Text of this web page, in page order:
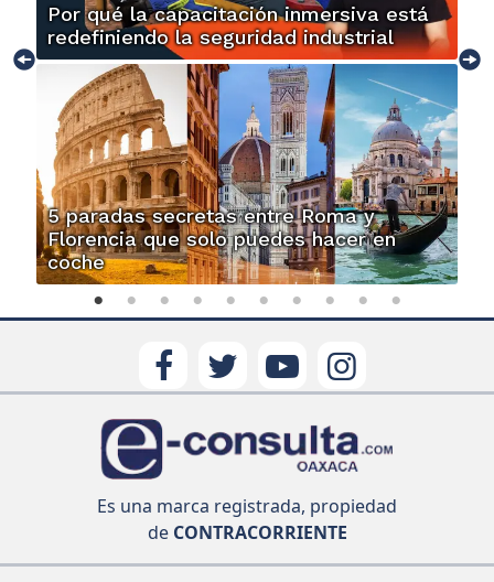
Por qué la capacitación inmersiva está
redefiniendo la seguridad industrial
5 paradas secretas entre Roma y
Florencia que solo puedes hacer en
coche
Es una marca registrada, propiedad
deCONTRACORRIENTE